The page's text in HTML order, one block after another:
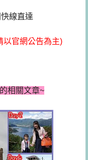
線直達
以官網公告為主)
相關文章~